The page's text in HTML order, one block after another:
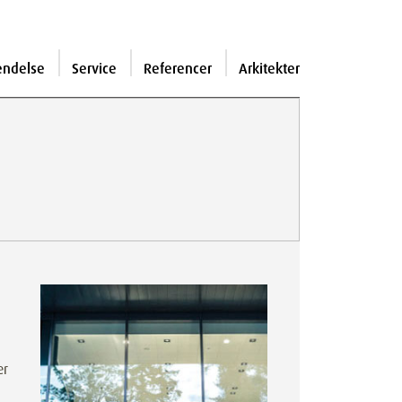
Service Referencer Arkitekter